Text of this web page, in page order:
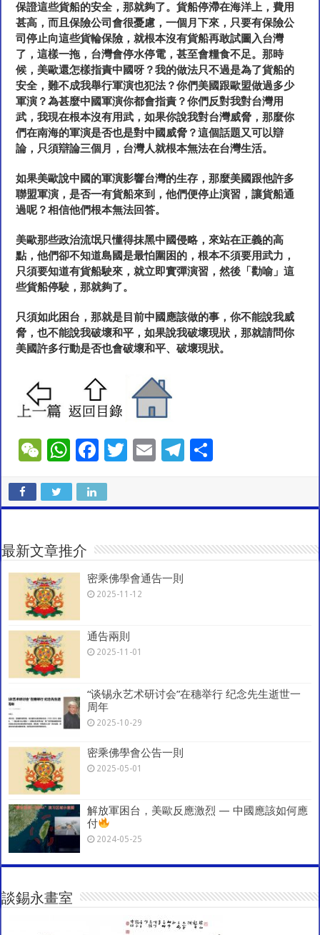
保證這些貨船的安全，那就夠了。貨船停滯在海洋上，費用
甚高，而且保險公司會很憂慮，一個月下來，只要有保險公
司停止向這些貨輪保險，就根本沒有貨船再敢試圖入台灣
了，這樣一拖，台灣會停水停電，甚至會糧食不足。那時
候，美歐還怎樣指責中國呀？我的做法只不過是為了貨船的
安全，難不成我舉行軍演也犯法？你們美國跟歐盟做過多少
軍演？為甚麼中國軍演你都會指責？你們反對我對台灣用
武，我現在根本沒有用武，如果你說我對台灣威脅，那麼你
們在南海的軍演是否也是對中國威脅？這個話題又可以辯
論，只須辯論三個月，台灣人就根本無法在台灣生活。
如果美歐說中國的軍演影響台灣的生存，那麼美國跟他許多
聯盟軍演，是否一有貨船來到，他們便停止演習，讓貨船通
過呢？相信他們根本無法回答。
美歐那些政治流氓只懂得抹黑中國侵略，來站在正義的高
點，他們卻不知道島國是最怕圍困的，根本不須要用武力，
只須要知道有貨船駛來，就立即實彈演習，然後 「勸喻 」這
些貨船停駛，那就夠了。
只須如此困台，那就是目前中國應該做的事，你不能說我威
脅，也不能說我破壞和平，如果說我破壞現狀，那就請問你
美國許多行動是否也會破壞和平、破壞現狀。
W
C
h
at
W
at
sA
p
p
F
e
b
o
k
T
er
E
l
T
gr
a
e
最新文章推介
密乘佛學會通告一則
2025-11-12
通告兩則
2025-11-01
“谈锡永艺术研讨会”在穗举行 纪念先生逝世一
周年
2025-10-29
密乘佛學會公告一則
2025-05-01
解放軍困台，美歐反應激烈 — 中國應該如何應
付
2024-05-25
談錫永畫室